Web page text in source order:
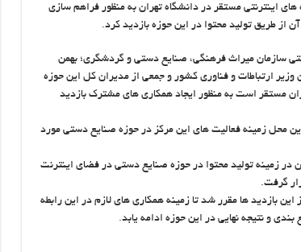
اینترنتی مستقر در دانشگاه تهران به منظور فراهم سازی
از طریق تولید محتوا در این حوزه بازدید کرد.
سازمان میراث فرهنگی، صنایع دستی و گردشگری؛ بهمن
ارتباطات و فناوری کشور و جمعی از مدیران کل این حوزه
مستقر است به منظور ایجاد همکاری های مشترک بازدید
محل زمینه فعالیت های این مرکز در حوزه صنایع دستی مورد
در زمینه تولید محتوا در حوزه صنایع دستی در فضای اینترنت
گرفت.
بازدید ها مقرر شد تا زمینه همکاری های لازم در این رابطه
و نتیجه نهایی در این حوزه ادامه یابد.